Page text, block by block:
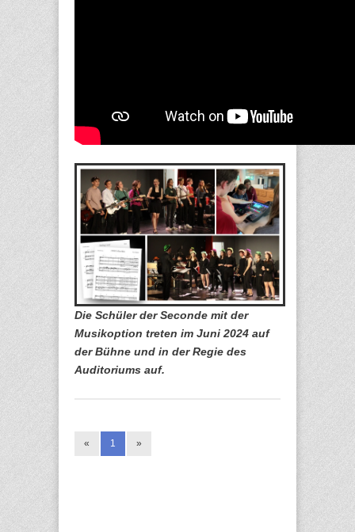
Die Schüler der Seconde mit der
Musikoption treten im Juni 2024 auf
der Bühne und in der Regie des
Auditoriums auf.
« 1 »